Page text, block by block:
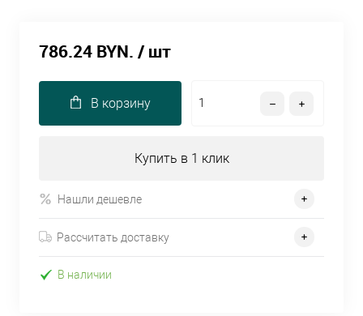
786.24 BYN. / шт
В корзину
Купить в 1 клик
Нашли дешевле
Рассчитать доставку
В наличии